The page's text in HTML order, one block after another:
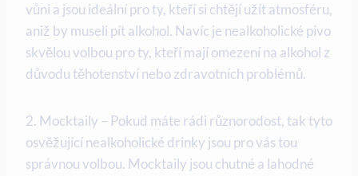
vůni a jsou ideální pro ty, kteří si chtějí užít atmosféru,
aniž by museli pít alkohol. Navíc je nealkoholické pivo
skvělou volbou pro ty, kteří mají omezení na alkohol z
důvodu těhotenství nebo zdravotních problémů.
2. Mocktaily – Pokud máte rádi různorodost, tak tyto
osvěžující nealkoholické drinky jsou pro vás tou
správnou volbou. Mocktaily jsou chutné a lahodné